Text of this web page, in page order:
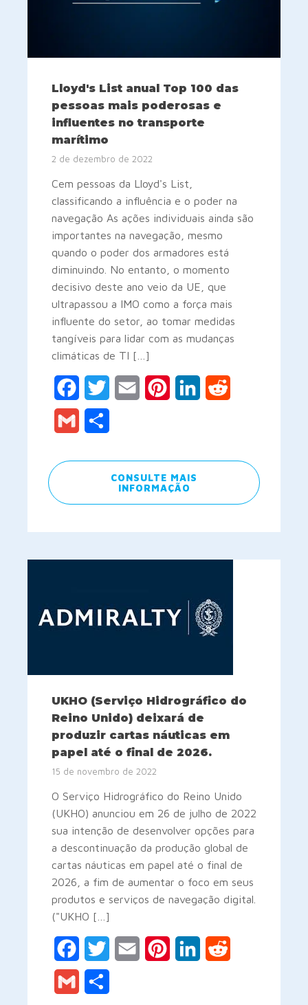
Lloyd's List anual Top 100 das
pessoas mais poderosas e
influentes no transporte
marítimo
2 de dezembro de 2022
Cem pessoas da Lloyd's List,
classificando a influência e o poder na
navegação As ações individuais ainda são
importantes na navegação, mesmo
quando o poder dos armadores está
diminuindo. No entanto, o momento
decisivo deste ano veio da UE, que
ultrapassou a IMO como a força mais
influente do setor, ao tomar medidas
tangíveis para lidar com as mudanças
climáticas de TI […]
FacebookTwitter Email PinterestLinkedIn
Gmail
CONSULTE MAIS
INFORMAÇÃO
UKHO (Serviço Hidrográfico do
Reino Unido) deixará de
produzir cartas náuticas em
papel até o final de 2026.
15 de novembro de 2022
O Serviço Hidrográfico do Reino Unido
(UKHO) anunciou em 26 de julho de 2022
sua intenção de desenvolver opções para
a descontinuação da produção global de
cartas náuticas em papel até o final de
2026, a fim de aumentar o foco em seus
produtos e serviços de navegação digital.
("UKHO […]
FacebookTwitter Email PinterestLinkedIn
Gmail